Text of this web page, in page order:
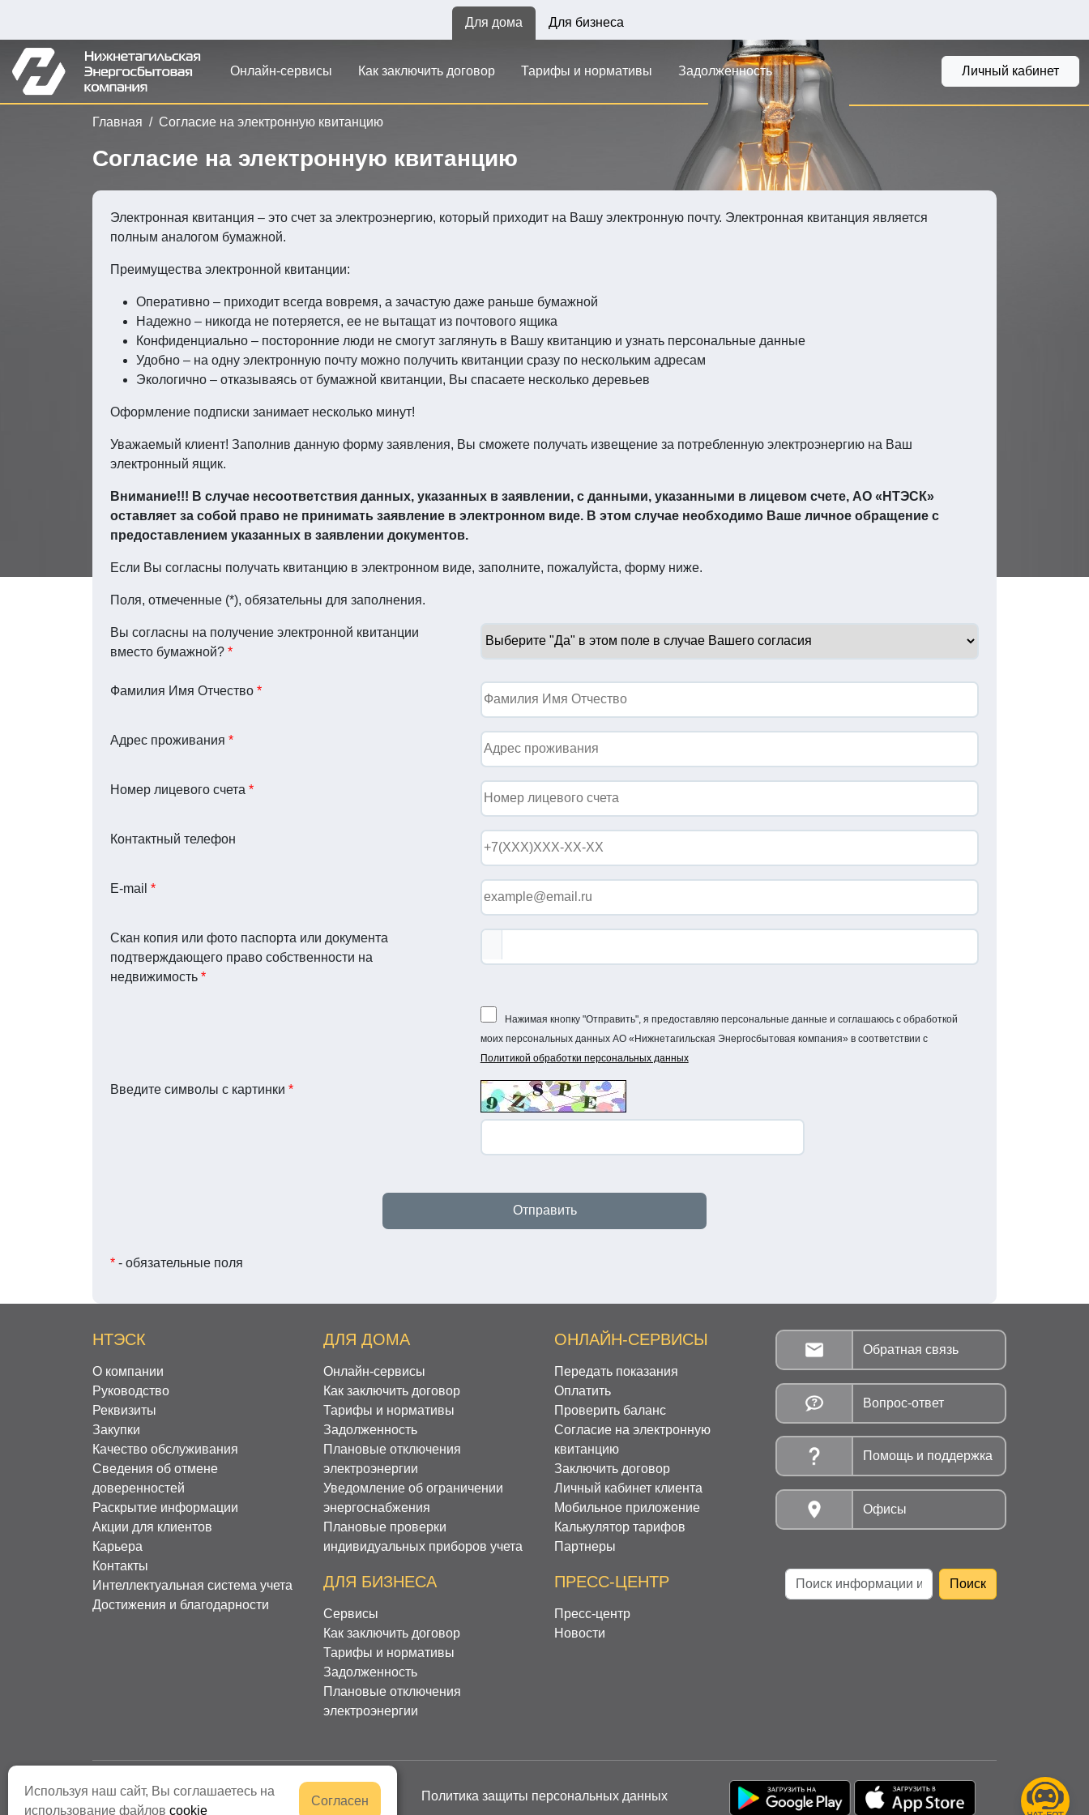
Для дома Для бизнеса
Онлайн-сервисы Как заключить договор Тарифы и нормативы Задолженность Личный кабинет
Главная Согласие на электронную квитанцию
Согласие на электронную квитанцию
Электронная квитанция – это счет за электроэнергию, который приходит на Вашу электронную почту. Электронная квитанция является
полным аналогом бумажной.
Преимущества электронной квитанции:
Оперативно – приходит всегда вовремя, а зачастую даже раньше бумажной
Надежно – никогда не потеряется, ее не вытащат из почтового ящика
Конфиденциально – посторонние люди не смогут заглянуть в Вашу квитанцию и узнать персональные данные
Удобно – на одну электронную почту можно получить квитанции сразу по нескольким адресам
Экологично – отказываясь от бумажной квитанции, Вы спасаете несколько деревьев
Оформление подписки занимает несколько минут!
Уважаемый клиент! Заполнив данную форму заявления, Вы сможете получать извещение за потребленную электроэнергию на Ваш
электронный ящик.
Внимание!!! В случае несоответствия данных, указанных в заявлении, с данными, указанными в лицевом счете, АО «НТЭСК»
оставляет за собой право не принимать заявление в электронном виде. В этом случае необходимо Ваше личное обращение с
предоставлением указанных в заявлении документов.
Если Вы согласны получать квитанцию в электронном виде, заполните, пожалуйста, форму ниже.
Поля, отмеченные (*), обязательны для заполнения.
Вы согласны на получение электронной квитанции
вместо бумажной?*
Фамилия Имя Отчество*
Адрес проживания*
Номер лицевого счета*
Контактный телефон
E-mail*
Скан копия или фото паспорта или документа
подтверждающего право собственности на
недвижимость*
Нажимая кнопку "Отправить", я предоставляю персональные данные и соглашаюсь с обработкой
моих персональных данных АО «Нижнетагильская Энергосбытовая компания» в соответствии с
Политикой обработки персональных данных
Введите символы с картинки*
* - обязательные поля
НТЭСК
О компании
Руководство
Реквизиты
Закупки
Качество обслуживания
Сведения об отмене
доверенностей
Раскрытие информации
Акции для клиентов
Карьера
Контакты
Интеллектуальная система учета
Достижения и благодарности
ДЛЯ ДОМА
Онлайн-сервисы
Как заключить договор
Тарифы и нормативы
Задолженность
Плановые отключения
электроэнергии
Уведомление об ограничении
энергоснабжения
Плановые проверки
индивидуальных приборов учета
ДЛЯ БИЗНЕСА
Сервисы
Как заключить договор
Тарифы и нормативы
Задолженность
Плановые отключения
электроэнергии
ОНЛАЙН-СЕРВИСЫ
Передать показания
Оплатить
Проверить баланс
Согласие на электронную
квитанцию
Заключить договор
Личный кабинет клиента
Мобильное приложение
Калькулятор тарифов
Партнеры
ПРЕСС-ЦЕНТР
Пресс-центр
Новости
Обратная связь
Вопрос-ответ
Помощь и поддержка
Офисы
АО «Нижнетагильская Энергосбытовая
Политика защиты персональных данных
Используя наш сайт, Вы соглашаетесь на
использование файлов cookie
Согласен